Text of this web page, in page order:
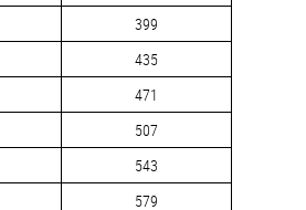
399
435
471
507
543
579